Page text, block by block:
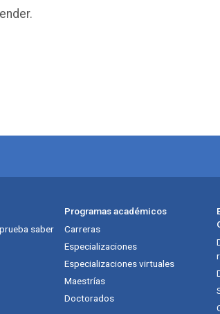
saber
Programas académicos
Carreras
Especializaciones
Especializaciones virtuales
Maestrías
Doctorados